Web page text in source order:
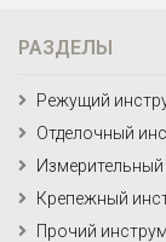
РАЗДЕЛЫ
Режущий
Отделочный
Крепежный
Прочий